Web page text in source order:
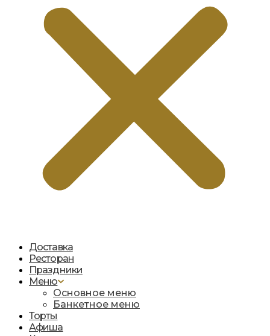
Доставка
Ресторан
Праздники
Меню
Основное меню
Банкетное меню
Торты
Афиша